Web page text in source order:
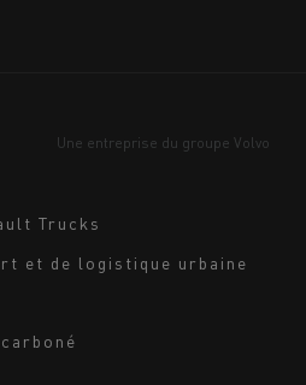
Europe
Trucks
et de logistique urbaine
Une entreprise du groupe Volvo